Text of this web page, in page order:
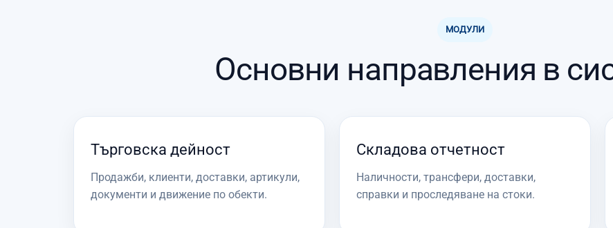
МОДУЛИ
Основни направления в
Търговска дейност
Продажби, клиенти, доставки, артикули,
документи и движение по обекти.
Складова отчетност
Наличности, трансфери, доставки,
справки и проследяване на стоки.